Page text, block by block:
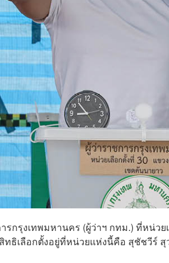
กรุงเทพมหานคร (ผู้ว่าฯ กทม.) ที่หน่วย
ธิเลือกตั้งอยู่ที่หน่วยแห่งนี้คือ สุชัชวีร์